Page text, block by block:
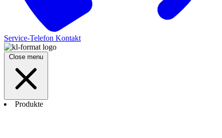
Service-Telefon Kontakt
Close menu
Produkte